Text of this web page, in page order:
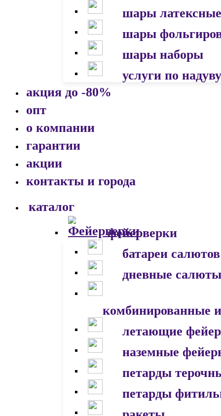
шары латексные
шары
шары наборы
услуги по надуву
акция до -80%
опт
о компании
гарантии
акции
контакты и города
каталог
фейерверки
батареи салютов
дневные салюты
комбинированные
летающие
наземные
петарды
петарды